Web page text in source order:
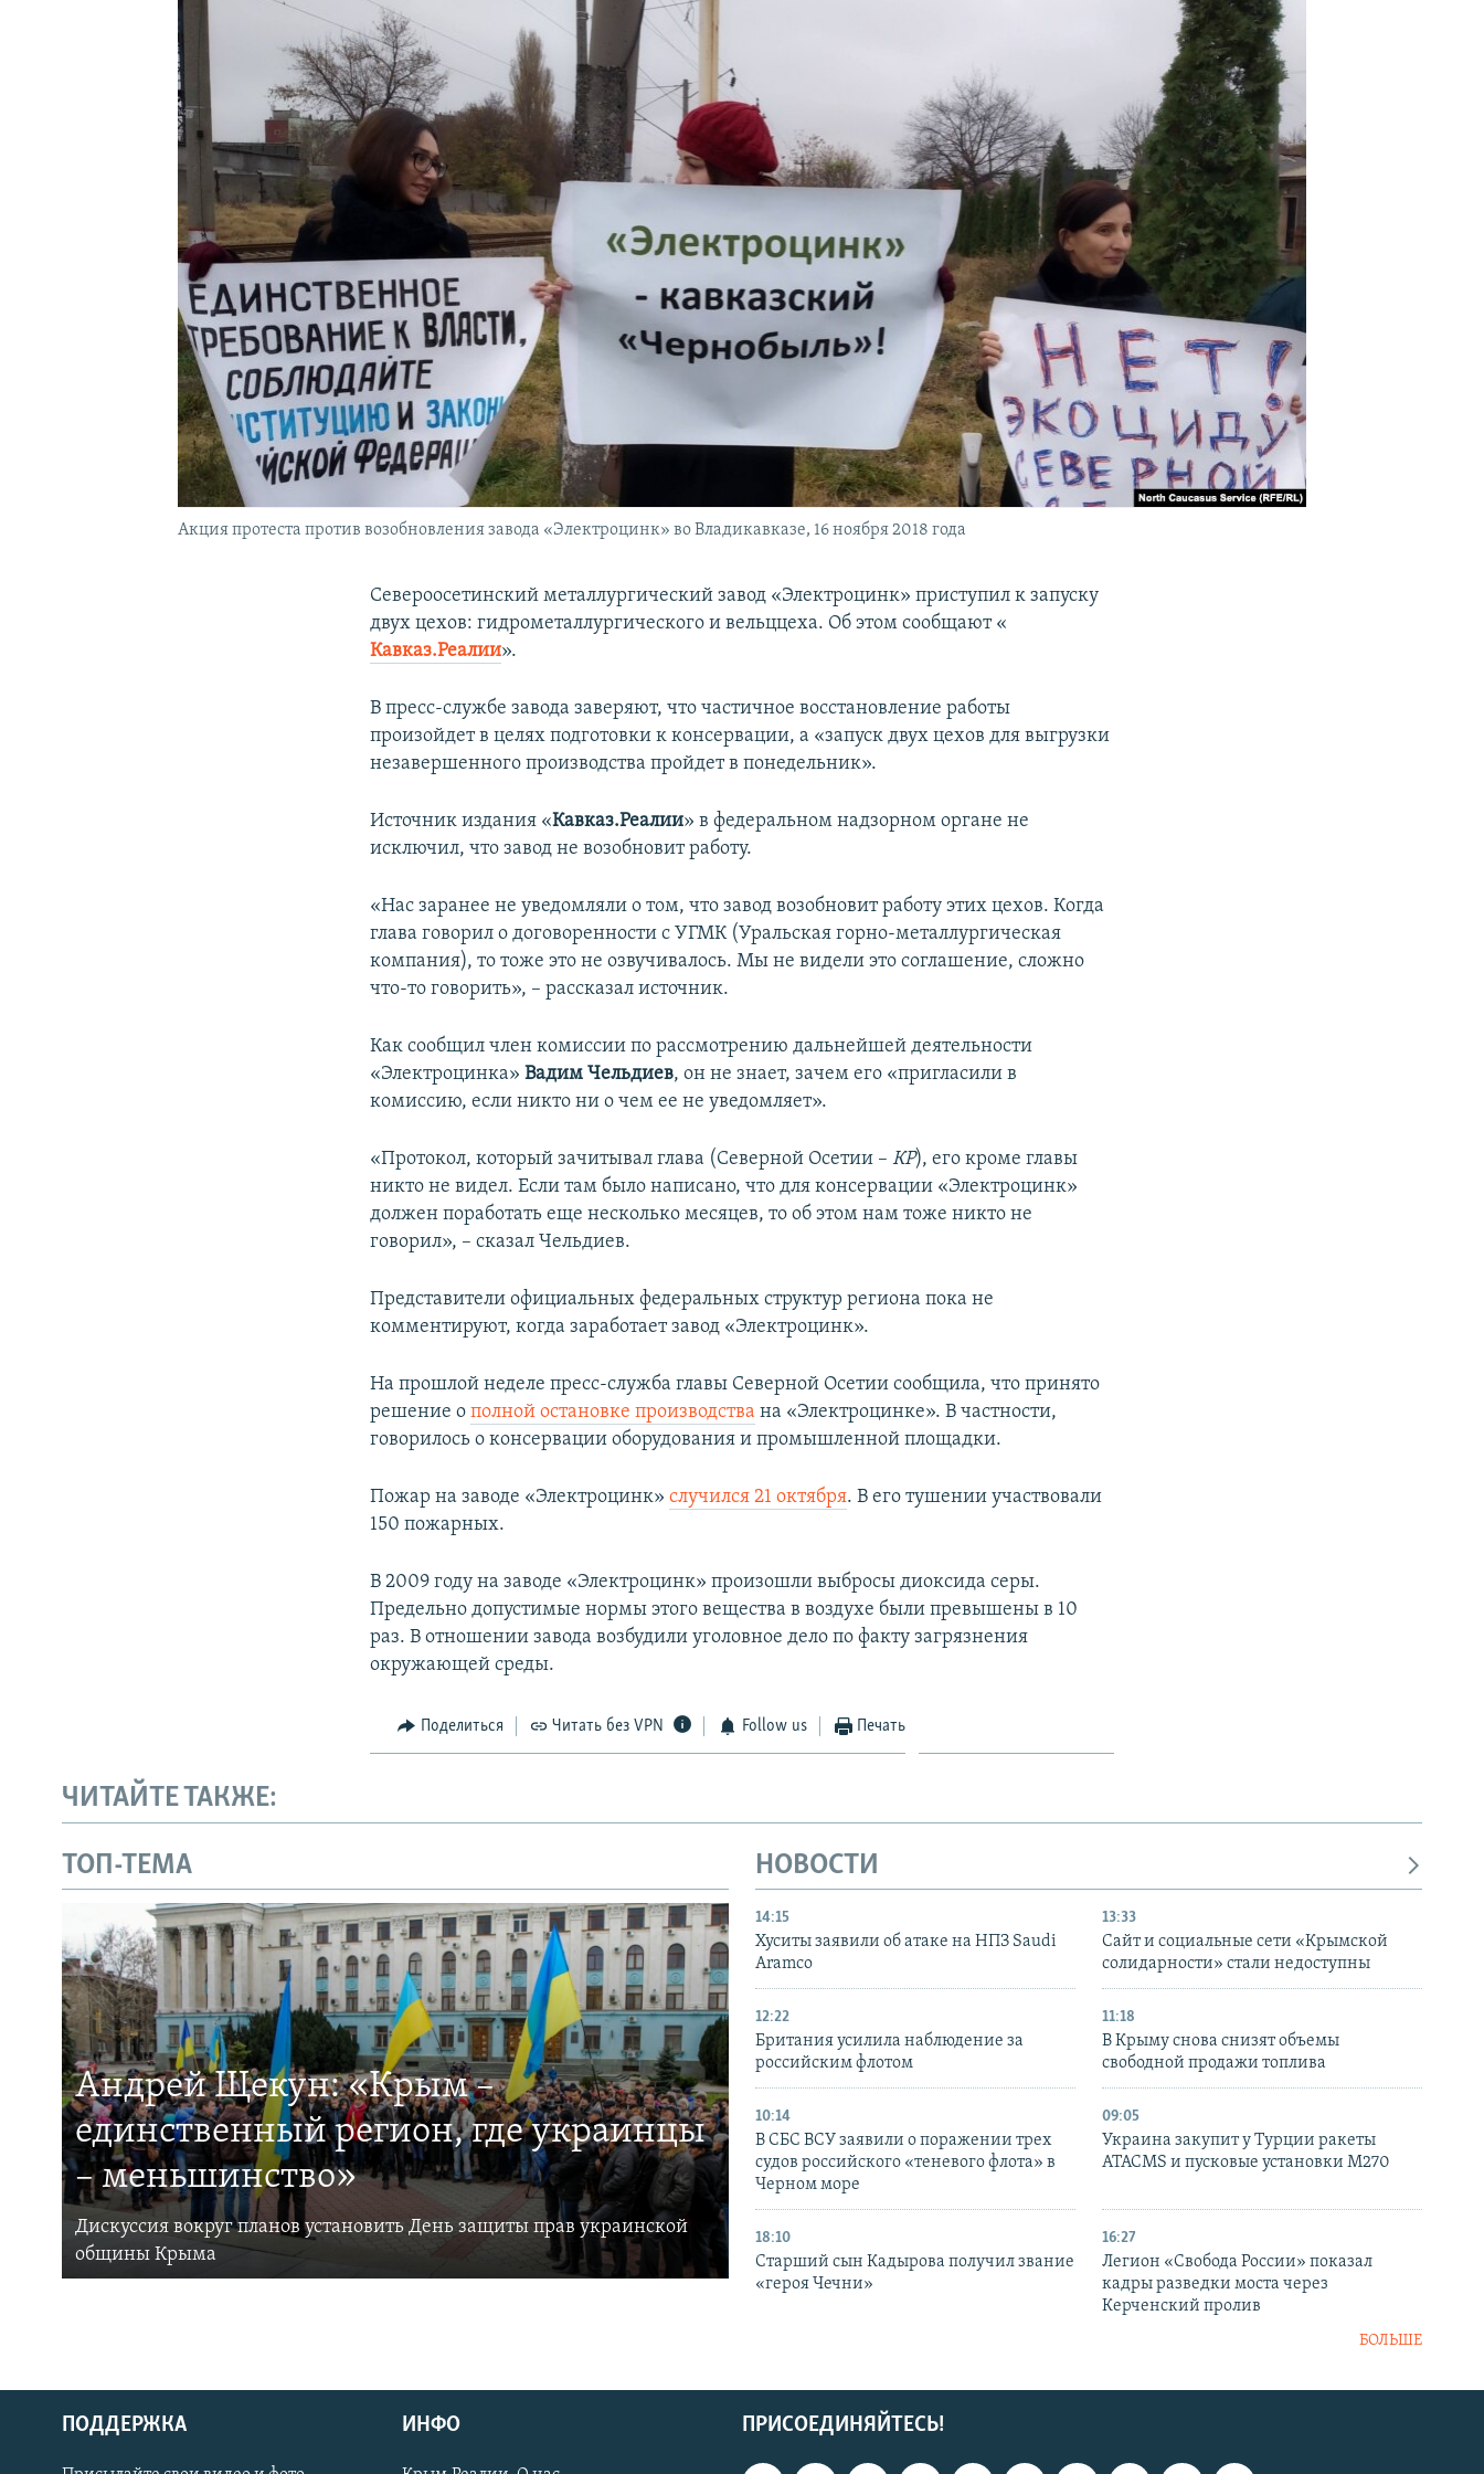
КРЫМ.НЕПОКОРЕННЫЙ
УКРАИНСКАЯ ПРОБЛЕМА КРЫМА
Українською
Акция протеста против возобновления завода «Электроцинк» во Владикавказе, 16 ноября 2018 года
Североосетинский металлургический завод «Электроцинк» приступил к запуску
двух цехов: гидрометаллургического и вельццеха. Об этом сообщают «​
Кавказ.Реалии»​.
В пресс-службе завода заверяют, что частичное восстановление работы
произойдет в целях подготовки к консервации, а «запуск двух цехов для выгрузки
незавершенного производства пройдет в понедельник».
Источник издания «Кавказ.Реалии» в федеральном надзорном органе не
исключил, что завод не возобновит работу.
«Нас заранее не уведомляли о том, что завод возобновит работу этих цехов. Когда
глава говорил о договоренности с УГМК (Уральская горно-металлургическая
компания), то тоже это не озвучивалось. Мы не видели это соглашение, сложно
что-то говорить», – рассказал источник.
Как сообщил член комиссии по рассмотрению дальнейшей деятельности
«Электроцинка»Вадим Чельдиев, он не знает, зачем его «пригласили в
комиссию, если никто ни о чем ее не уведомляет».
«Протокол, который зачитывал глава (Северной Осетии –КР), его кроме главы
никто не видел. Если там было написано, что для консервации «Электроцинк»
должен поработать еще несколько месяцев, то об этом нам тоже никто не
говорил», – сказал Чельдиев.
Представители официальных федеральных структур региона пока не
комментируют, когда заработает завод «Электроцинк».
На прошлой неделе пресс-служба главы Северной Осетии сообщила, что принято
решение ополной остановке производства на «Электроцинке». В частности,
говорилось о консервации оборудования и промышленной площадки.
Пожар на заводе «Электроцинк»случился 21 октября. В его тушении участвовали
150 пожарных.
В 2009 году на заводе «Электроцинк» произошли выбросы диоксида серы.
Предельно допустимые нормы этого вещества в воздухе были превышены в 10
раз. В отношении завода возбудили уголовное дело по факту загрязнения
окружающей среды.
Поделиться Читать без VPN Follow us Печать
ЧИТАЙТЕ ТАКЖЕ:
ТОП-ТЕМА
Андрей Щекун: «Крым –
единственный регион, где украинцы
– меньшинство»
Дискуссия вокруг планов установить День защиты прав украинской
общины Крыма
НОВОСТИ
14:15
Хуситы заявили об атаке на НПЗ Saudi
Aramco
13:33
Сайт и социальные сети «Крымской
солидарности» стали недоступны
12:22
Британия усилила наблюдение за
российским флотом
11:18
В Крыму снова снизят объемы
свободной продажи топлива
10:14
В СБС ВСУ заявили о поражении трех
судов российского «теневого флота» в
Черном море
09:05
Украина закупит у Турции ракеты
ATACMS и пусковые установки M270
18:10
Старший сын Кадырова получил звание
«героя Чечни»
16:27
Легион «Свобода России» показал
кадры разведки моста через
Керченский пролив
БОЛЬШЕ
ПРИСОЕДИНЯЙТЕСЬ!
ПОДДЕРЖКА ИНФО